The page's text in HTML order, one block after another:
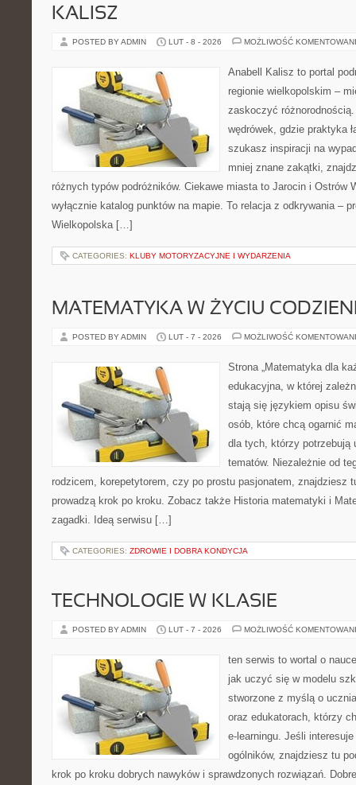
KALISZ
POSTED BY ADMIN LUT - 8 - 2026 MOŻLIWOŚĆ
Anabell Kalisz to portal
regionie wielkopolskim –
zaskoczyć
wędrówek, gdzie praktyka
szukasz inspiracji na
mniej znane zakątki,
różnych typów podróżników. Ciekawe miasta to Jarocin i Ostrów
wyłącznie katalog punktów na mapie. To relacja z odkrywania –
Wielkopolska […]
CATEGORIES: KLUBY MOTORYZACYJNE I WYDARZENIA
MATEMATYKA W ŻYCIU
POSTED BY ADMIN LUT - 7 - 2026 MOŻLIWOŚĆ
Strona „Matematyka dla
edukacyjna, w której
stają się językiem opisu
osób, które chcą ogarnić
dla tych, którzy potrzebują
tematów. Niezależnie od
rodzicem, korepetytorem, czy po prostu pasjonatem, znajdziesz
prowadzą krok po kroku. Zobacz także Historia matematyki i
zagadki. Ideą serwisu […]
CATEGORIES: ZDROWIE I DOBRA KONDYCJA
TECHNOLOGIE W KLASIE
POSTED BY ADMIN LUT - 7 - 2026 MOŻLIWOŚĆ
ten serwis to wortal o
jak uczyć się w modelu
stworzone z myślą o
oraz edukatorach, którzy
e-learningu. Jeśli
ogólników, znajdziesz tu
krok po kroku dobrych nawyków i sprawdzonych rozwiązań.